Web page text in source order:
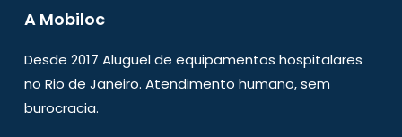
A Mobiloc
Desde 2017 Aluguel de equipamentos hospitalares
no Rio de Janeiro. Atendimento humano, sem
burocracia.